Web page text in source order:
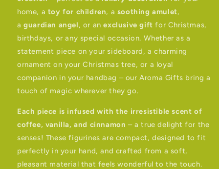
home, a toy for children, a soothing amulet,
a guardian angel, or an exclusive gift for Christmas,
birthdays, or any special occasion. Whether as a
statement piece on your sideboard, a charming
ornament on your Christmas tree, or a loyal
companion in your handbag – our Aroma Gifts bring a
touch of magic wherever they go.
Each piece is infused with the irresistible scent of
coffee, vanilla, and cinnamon – a true delight for the
senses! These figurines are compact, designed to fit
perfectly in your hand, and crafted from a soft,
pleasant material that feels wonderful to the touch.